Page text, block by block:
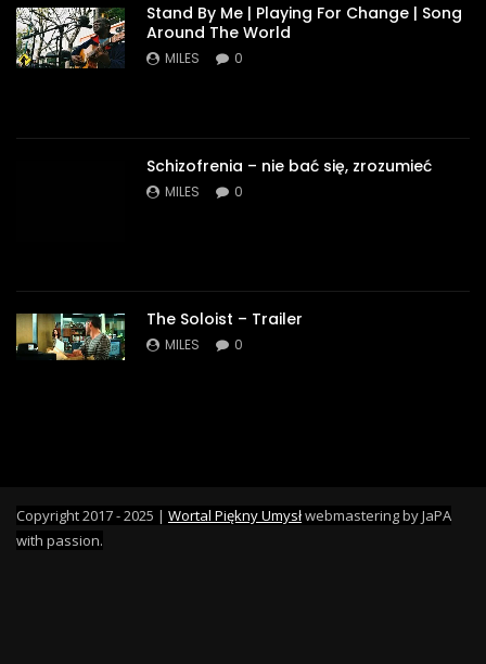
Stand By Me | Playing For Change | Song
Around The World
MILES 0
Schizofrenia – nie bać się, zrozumieć
MILES 0
The Soloist – Trailer
MILES 0
Copyright 2017 - 2025 | Wortal Piękny Umysłwebmastering by JaPA
with passion.